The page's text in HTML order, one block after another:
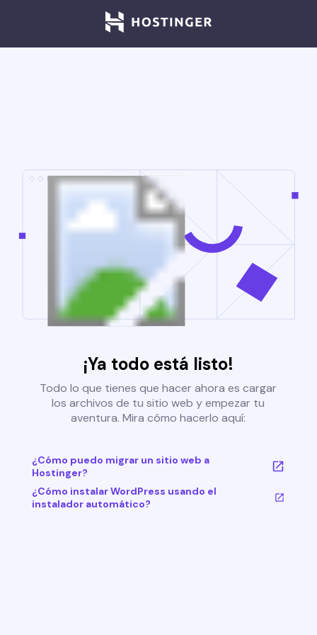
¡Ya todo está listo!
Todo lo que tienes que hacer ahora es cargar
los archivos de tu sitio web y empezar tu
aventura. Mira cómo hacerlo aquí:
¿Cómo puedo migrar un sitio web a
Hostinger?
¿Cómo instalar WordPress usando el
instalador automático?